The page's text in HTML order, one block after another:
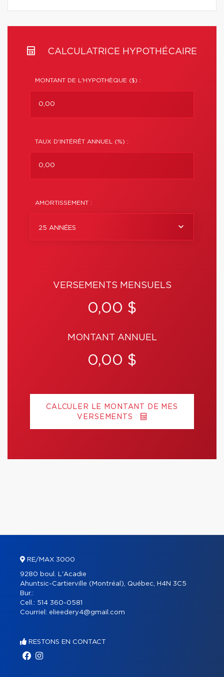
CALCULATRICE HYPOTHÉCAIRE
MONTANT DE L'HYPOTHÈQUE ($) :
TAUX D'INTÉRÊT ANNUEL (%) :
AMORTISSEMENT :
25 ANNÉES
VERSEMENTS MENSUELS
0,00 $
MONTANT ANNUEL
0,00 $
CALCULER LE MONTANT DE MES
VERSEMENTS
RE/MAX 3000
9280 boul. L'Acadie
Ahuntsic-Cartierville (Montréal), Québec, H4N 3C5
Bur.:
Cell.: 514 360-0581
Courriel: elieedery4@gmail.com
RESTONS EN CONTACT